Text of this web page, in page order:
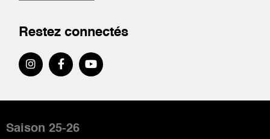
Restez connectés
de
Saison 25-26